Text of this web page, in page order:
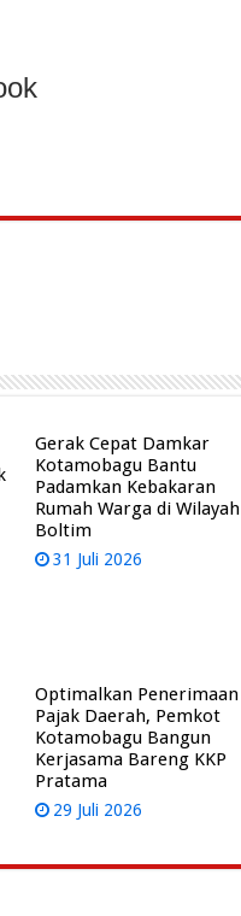
Gerak Cepat Damkar
Kotamobagu Bantu
Padamkan Kebakaran
Rumah Warga di Wilayah
Boltim
31 Juli 2026
Optimalkan Penerimaan
Pajak Daerah, Pemkot
Kotamobagu Bangun
Kerjasama Bareng KKP
Pratama
29 Juli 2026